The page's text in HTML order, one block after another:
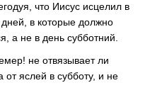
что Иисус исцелил в
дней, в которые должно
а не в день субботний.
не отвязывает ли
от яслей в субботу, и не